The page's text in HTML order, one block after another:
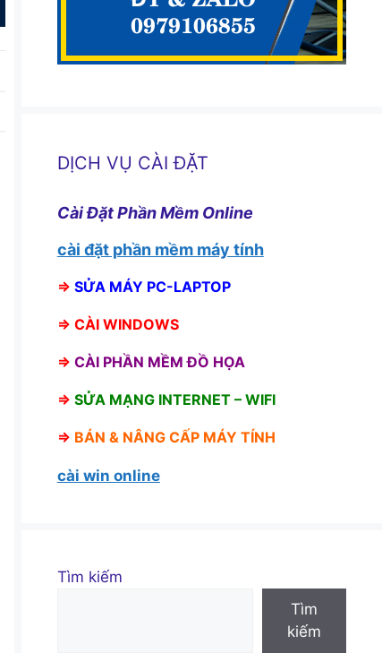
DỊCH VỤ CÀI ĐẶT
Cài Đặt Phần Mềm Online
cài đặt phần mềm máy tính
⇒ SỬA MÁY PC-LAPTOP
⇒ CÀI WINDOWS
⇒ CÀI PHẦN MỀM ĐỒ HỌA
⇒ SỬA MẠNG INTERNET – WIFI
⇒ BÁN & NÂNG CẤP MÁY TÍNH
cài win online
Tìm kiếm
Tìm
kiếm